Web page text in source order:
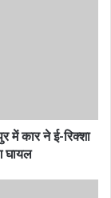
में कार ने ई-रिक्शा
घायल